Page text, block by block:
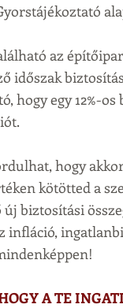
az
időszak
hogy egy 12%-
hogy
kötötted a
új biztosítási
infláció,
A TE